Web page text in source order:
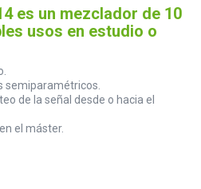
es un mezclador de 10
usos en estudio o
semiparamétricos.
de la señal desde o hacia el
el máster.